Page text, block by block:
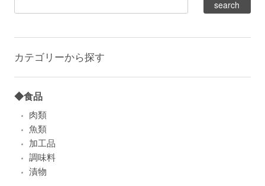
カテゴリーから探す
◆食品
肉類
魚類
加工品
調味料
漬物